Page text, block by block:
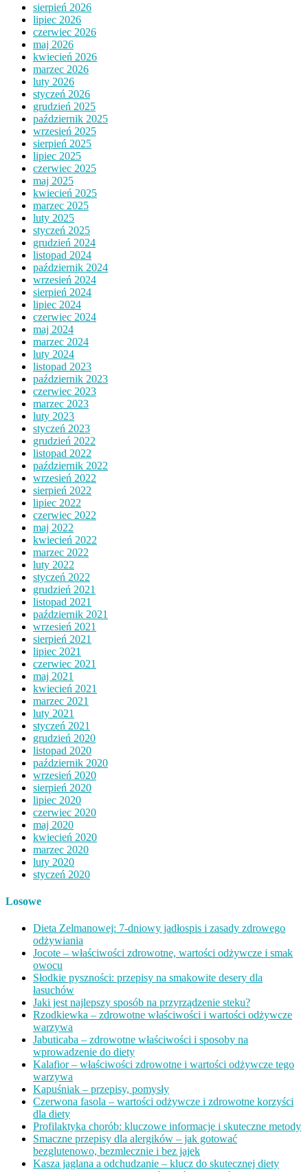
sierpień 2026
lipiec 2026
czerwiec 2026
maj 2026
kwiecień 2026
marzec 2026
luty 2026
styczeń 2026
grudzień 2025
październik 2025
wrzesień 2025
sierpień 2025
lipiec 2025
czerwiec 2025
maj 2025
kwiecień 2025
marzec 2025
luty 2025
styczeń 2025
grudzień 2024
listopad 2024
październik 2024
wrzesień 2024
sierpień 2024
lipiec 2024
czerwiec 2024
maj 2024
marzec 2024
luty 2024
listopad 2023
październik 2023
czerwiec 2023
marzec 2023
luty 2023
styczeń 2023
grudzień 2022
listopad 2022
październik 2022
wrzesień 2022
sierpień 2022
lipiec 2022
czerwiec 2022
maj 2022
kwiecień 2022
marzec 2022
luty 2022
styczeń 2022
grudzień 2021
listopad 2021
październik 2021
wrzesień 2021
sierpień 2021
lipiec 2021
czerwiec 2021
maj 2021
kwiecień 2021
marzec 2021
luty 2021
styczeń 2021
grudzień 2020
listopad 2020
październik 2020
wrzesień 2020
sierpień 2020
lipiec 2020
czerwiec 2020
maj 2020
kwiecień 2020
marzec 2020
luty 2020
styczeń 2020
Losowe
Dieta Zelmanowej: 7-dniowy jadłospis i zasady zdrowego
odżywiania
Jocote – właściwości zdrowotne, wartości odżywcze i smak
owocu
Słodkie pyszności: przepisy na smakowite desery dla
łasuchów
Jaki jest najlepszy sposób na przyrządzenie steku?
Rzodkiewka – zdrowotne właściwości i wartości odżywcze
warzywa
Jabuticaba – zdrowotne właściwości i sposoby na
wprowadzenie do diety
Kalafior – właściwości zdrowotne i wartości odżywcze tego
warzywa
Kapuśniak – przepisy, pomysły
Czerwona fasola – wartości odżywcze i zdrowotne korzyści
dla diety
Profilaktyka chorób: kluczowe informacje i skuteczne metody
Smaczne przepisy dla alergików – jak gotować
bezglutenowo, bezmlecznie i bez jajek
Kasza jaglana a odchudzanie – klucz do skutecznej diety